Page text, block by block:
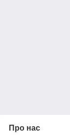
Про нас